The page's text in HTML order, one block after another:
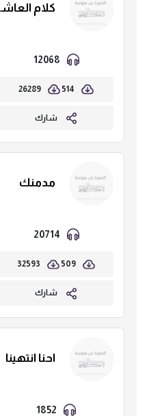
كلام
514
26289
شارك
مدمنك
509
32593
شارك
احنا انتهينا